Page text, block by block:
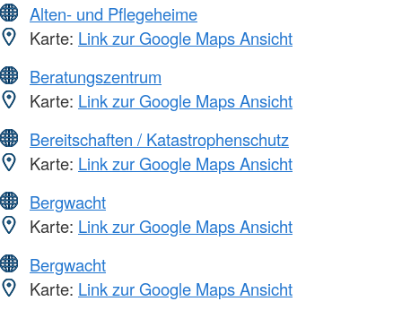
Alten- und Pflegeheime
Karte: Link zur Google Maps Ansicht
Beratungszentrum
Karte: Link zur Google Maps Ansicht
Bereitschaften / Katastrophenschutz
Karte: Link zur Google Maps Ansicht
Bergwacht
Karte: Link zur Google Maps Ansicht
Bergwacht
Karte: Link zur Google Maps Ansicht